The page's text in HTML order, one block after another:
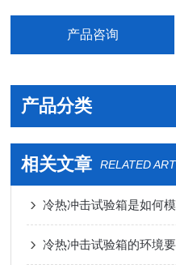
产品咨询
产品分类
相关文章 RELATED
冷热冲击试验箱是如何
冷热冲击试验箱的环境